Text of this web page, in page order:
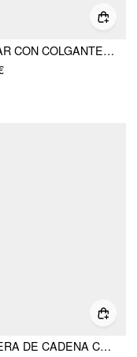
COLLAR CON COLGANTE DE SOL, LUNA Y CLIP DE PAPEL CON DIAMANTES DE IMITACIÓN
PULSERA DE CADENA CON PENDIENTE DE CRISTALES DE LETRAS